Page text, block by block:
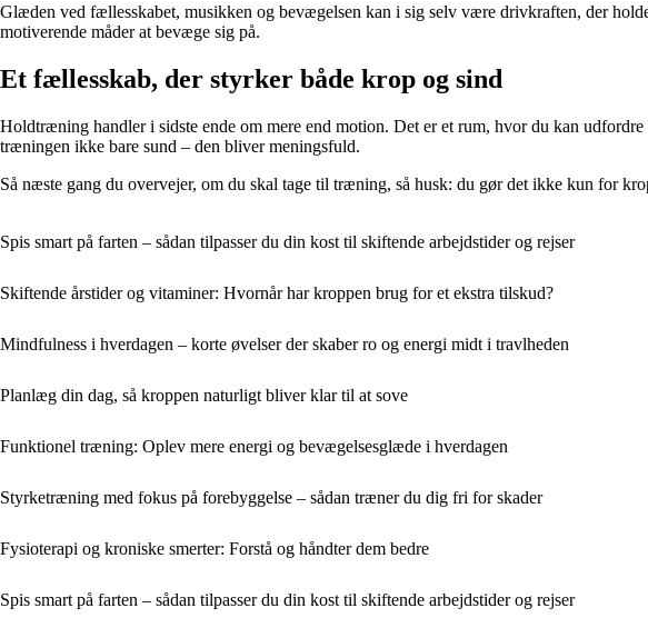
Glæden ved fællesskabet, musikken og bevægelsen kan i sig selv være drivkraften, der
motiverende måder at bevæge sig på.
Et fællesskab, der styrker både krop og sind
Holdtræning handler i sidste ende om mere end motion. Det er et rum, hvor du kan
træningen ikke bare sund – den bliver meningsfuld.
Så næste gang du overvejer, om du skal tage til træning, så husk: du gør det ikke kun for
Spis smart på farten – sådan tilpasser du din kost til skiftende arbejdstider og rejser
Skiftende årstider og vitaminer: Hvornår har kroppen brug for et ekstra tilskud?
Mindfulness i hverdagen – korte øvelser der skaber ro og energi midt i travlheden
Planlæg din dag, så kroppen naturligt bliver klar til at sove
Funktionel træning: Oplev mere energi og bevægelsesglæde i hverdagen
Styrketræning med fokus på forebyggelse – sådan træner du dig fri for skader
Fysioterapi og kroniske smerter: Forstå og håndter dem bedre
Spis smart på farten – sådan tilpasser du din kost til skiftende arbejdstider og rejser